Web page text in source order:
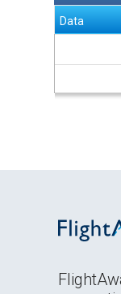
Data